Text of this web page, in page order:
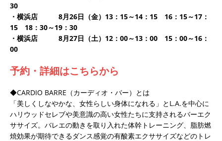
30
・横浜店 8月26日（金）13：15～14：15 16：15～17：
15 18：30～19：30
・横浜店 8月27日（土）12：00～13：00 15：00～16：
00
予約・詳細はこちらから
◆CARDIO BARRE（カーディオ・バー）とは
「美しくしなやかな、女性らしい身体になれる」とL.A.を中心に
ハリウッドセレブや美意識の高い女性たちに支持されるバーエク
ササイズ。バレエの動きを取り入れた体幹トレーニング、脂肪燃
焼効果が期待できるダンス感覚の有酸素エクササイズなどのトレ